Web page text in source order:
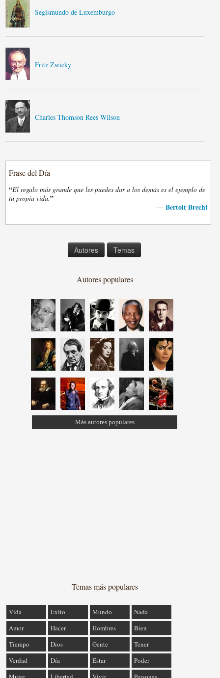
Segismundo de Luxemburgo
Fritz Zwicky
Charles Thomson Rees Wilson
Frase del Día
“El regalo más grande que les puedes dar a los demás es el ejemplo de
tu propia vida.”
— Bertolt Brecht
Autores Temas
Autores populares
Más autores populares
Temas más populares
Vida Éxito Mundo
Nada
Amor
Hacer Hombres
Bien
Tiempo
Dios Gente
Tener
Verdad
Día Estar
Poder